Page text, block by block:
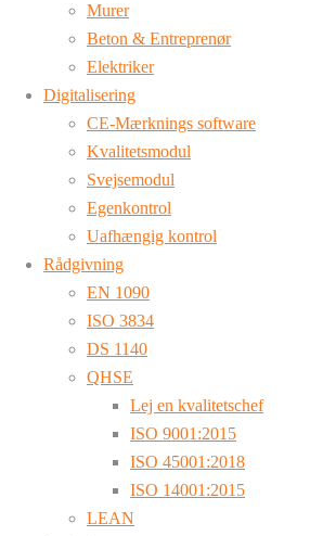
Murer
Beton & Entreprenør
Elektriker
Digitalisering
CE-Mærknings software
Kvalitetsmodul
Svejsemodul
Egenkontrol
Uafhængig kontrol
Rådgivning
EN 1090
ISO 3834
DS 1140
QHSE
Lej en kvalitetschef
ISO 9001:2015
ISO 45001:2018
ISO 14001:2015
LEAN